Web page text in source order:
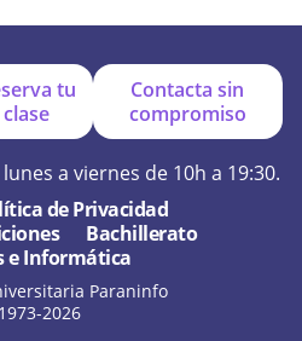
de prueba?
tu
clase
Contacta sin
compromiso
a viernes de 10h a 19:30.
de Privacidad
Bachillerato
e Informática
Paraninfo
2026